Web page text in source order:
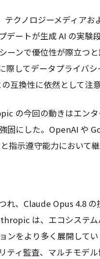
クノロジーメディア
デートが生成 AI の実験
ーンで優位性が際立つ
際してデータプライバ
互換性に依然として注
の今回の動きはエン
固にした。OpenAI や
指示遵守能力において
れ、Claude Opus 4.8
は、エコシステ
ンをより多く展開して
ティ監査、マルチモデ